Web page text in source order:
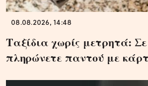
08.08.2026, 14:48
Ταξίδια χωρίς μετρητά: Σε
πληρώνετε παντού με